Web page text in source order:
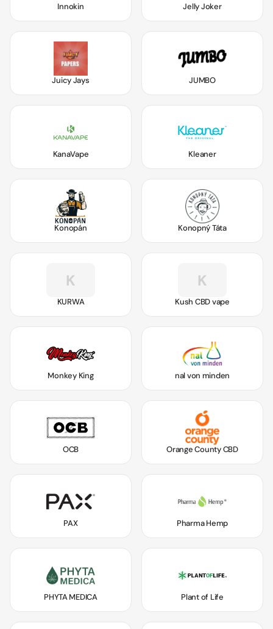
Innokin Jelly Joker
Juicy Jays JUMBO
KanaVape Kleaner
Konopán Konopný Táta
K
KURWA
K
Kush CBD vape
Monkey King nal von minden
OCB Orange County CBD
PAX Pharma Hemp
PHYTA MEDICA Plant of Life